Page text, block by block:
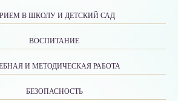
В ШКОЛУ И ДЕТСКИЙ САД
ВОСПИТАНИЕ
И МЕТОДИЧЕСКАЯ РАБОТА
БЕЗОПАСНОСТЬ